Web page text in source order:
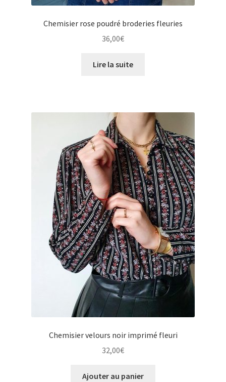
Chemisier rose poudré broderies fleuries
36,00€
Lire la suite
Chemisier velours noir imprimé fleuri
32,00€
Ajouter au panier